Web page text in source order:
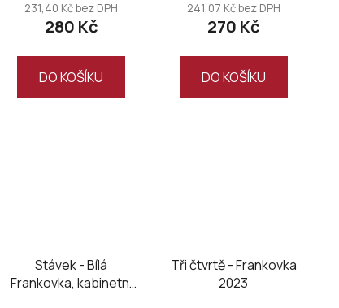
231,40 Kč bez DPH
280 Kč
DO KOŠÍKU
241,07 Kč bez DPH
270 Kč
DO KOŠÍKU
Stávek - Bílá
Frankovka, kabinetní
Tři čtvrtě - Frankovka
2023